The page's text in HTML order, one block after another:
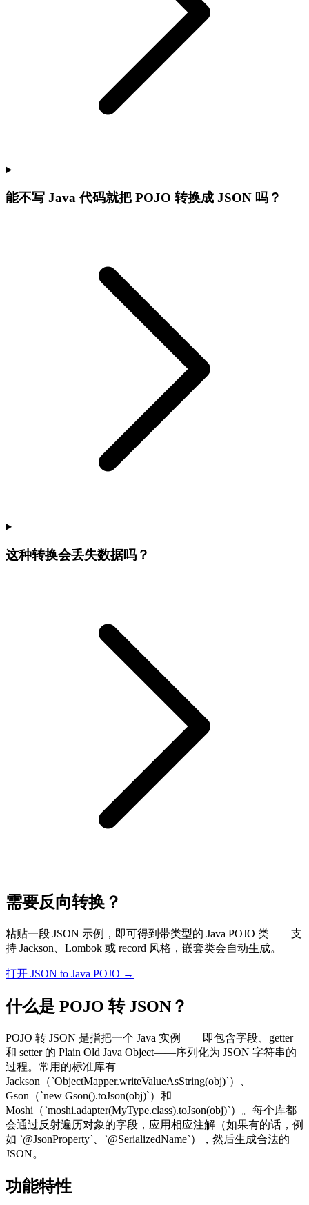
能不写 Java 代码就把 POJO 转换成 JSON 吗？
这种转换会丢失数据吗？
需要反向转换？
粘贴一段 JSON 示例，即可得到带类型的 Java POJO 类——支
持 Jackson、Lombok 或 record 风格，嵌套类会自动生成。
打开 JSON to Java POJO →
什么是 POJO 转 JSON？
POJO 转 JSON 是指把一个 Java 实例——即包含字段、getter
和 setter 的 Plain Old Java Object——序列化为 JSON 字符串的
过程。常用的标准库有
Jackson（`ObjectMapper.writeValueAsString(obj)`）、
Gson（`new Gson().toJson(obj)`）和
Moshi（`moshi.adapter(MyType.class).toJson(obj)`）。每个库都
会通过反射遍历对象的字段，应用相应注解（如果有的话，例
如 `@JsonProperty`、`@SerializedName`），然后生成合法的
JSON。
功能特性